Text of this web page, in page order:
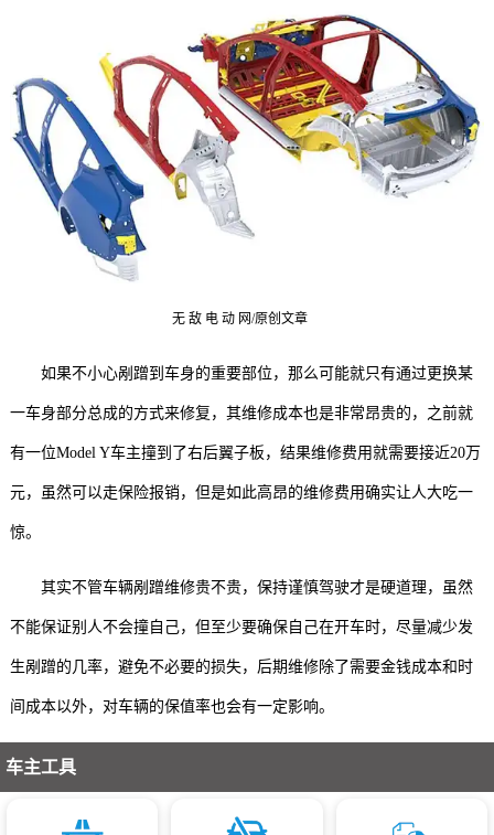
无 敌 电 动 网/原创文章
如果不小心剐蹭到车身的重要部位，那么可能就只有通过更换某
一车身部分总成的方式来修复，其维修成本也是非常昂贵的，之前就
有一位Model Y车主撞到了右后翼子板，结果维修费用就需要接近20万
元，虽然可以走保险报销，但是如此高昂的维修费用确实让人大吃一
惊。
其实不管车辆剐蹭维修贵不贵，保持谨慎驾驶才是硬道理，虽然
不能保证别人不会撞自己，但至少要确保自己在开车时，尽量减少发
生剐蹭的几率，避免不必要的损失，后期维修除了需要金钱成本和时
间成本以外，对车辆的保值率也会有一定影响。
车主工具